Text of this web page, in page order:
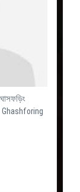
Ghashforing